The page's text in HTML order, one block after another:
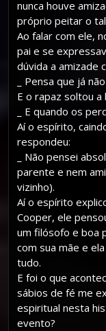
nunca houve
próprio peitar o
Ao falar com ele,
pai e se
dúvida a amizade
_ Pensa que já
E o rapaz soltou a
_ E quando os
Aí o espírito,
respondeu:
_ Não pensei
parente e nem
vizinho).
Aí o espírito
Cooper, ele
um filósofo e boa
com sua mãe e
tudo.
E foi o que
sábios de fé me
espiritual nesta
evento?